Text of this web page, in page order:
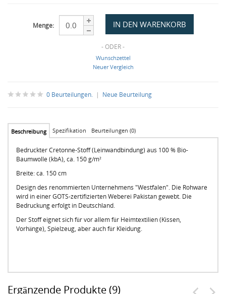
Menge:
- ODER -
Wunschzettel
Neuer Vergleich
0 Beurteilungen. | Neue Beurteilung
Beschreibung Spezifikation Beurteilungen (0)
Bedruckter Cretonne-Stoff (Leinwandbindung) aus 100 % Bio-
Baumwolle (kbA), ca. 150 g/m²
Breite: ca. 150 cm
Design des renommierten Unternehmens "Westfalen". Die Rohware
wird in einer GOTS-zertifizierten Weberei Pakistan gewebt. Die
Bedruckung erfolgt in Deutschland.
Der Stoff eignet sich für vor allem für Heimtextilien (Kissen,
Vorhänge), Spielzeug, aber auch für Kleidung.
Ergänzende Produkte (9)